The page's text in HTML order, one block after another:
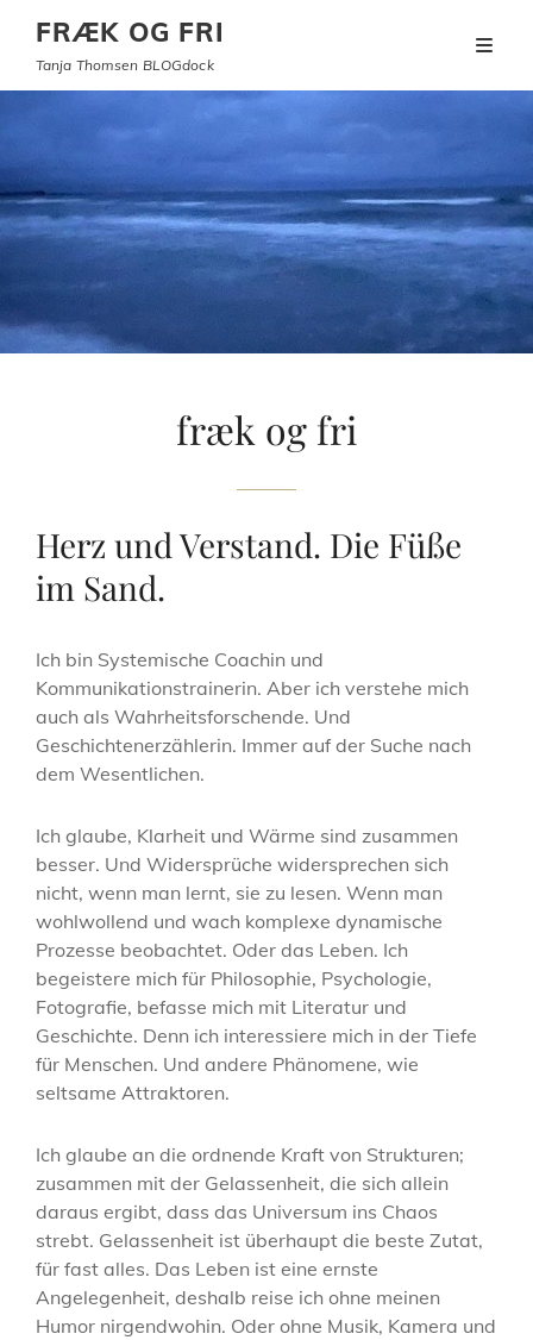
FRÆK OG FRI
Tanja Thomsen BLOGdock
fræk og fri
Herz und Verstand. Die Füße
im Sand.
Ich bin Systemische Coachin und
Kommunikationstrainerin. Aber ich verstehe mich
auch als Wahrheitsforschende. Und
Geschichtenerzählerin. Immer auf der Suche nach
dem Wesentlichen.
Ich glaube, Klarheit und Wärme sind zusammen
besser. Und Widersprüche widersprechen sich
nicht, wenn man lernt, sie zu lesen. Wenn man
wohlwollend und wach komplexe dynamische
Prozesse beobachtet. Oder das Leben. Ich
begeistere mich für Philosophie, Psychologie,
Fotografie, befasse mich mit Literatur und
Geschichte. Denn ich interessiere mich in der Tiefe
für Menschen. Und andere Phänomene, wie
seltsame Attraktoren.
Ich glaube an die ordnende Kraft von Strukturen;
zusammen mit der Gelassenheit, die sich allein
daraus ergibt, dass das Universum ins Chaos
strebt. Gelassenheit ist überhaupt die beste Zutat,
für fast alles. Das Leben ist eine ernste
Angelegenheit, deshalb reise ich ohne meinen
Humor nirgendwohin. Oder ohne Musik, Kamera und